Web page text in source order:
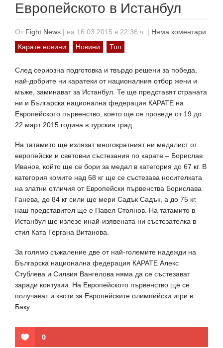
Европейското в Истанбул
От Fight News | на 16.03.2015 в 22:36 ч. | Няма коментари
Карате новини
Новини Топ
След сериозна подготовка и твърдо решени за победа,
най-добрите ни каратеки от националния отбор жени и
мъже, заминават за Истанбул. Те ще представят страната
ни и Българска национална федерация КАРАТЕ на
Европейското първенство, което ще се проведе от 19 до
22 март 2015 година в турския град.
На татамито ще излязат многократният ни медалист от
европейски и световни състезания по карате – Борислав
Иванов, който ще се бори за медал в категория до 67 кг. В
категория комите над 68 кг ще се състезава носителката
на златни отличия от Европейски първенства Борислава
Ганева, до 84 кг сили ще мери Садък Садък, а до 75 кг.
наш представител ще е Павел Стоянов. На татамито в
Истанбул ще излезе инай-изявената ни състезателка в
стил Ката Гергана Витанова.
За голямо съжаление две от най-големите надежди на
Българска национална федерация КАРАТЕ Алекс
Стублева и Силвия Вангелова няма да се състезават
заради контузии. На Европейското първенство ще се
получават и квоти за Европейските олимпийски игри в
Баку.
0